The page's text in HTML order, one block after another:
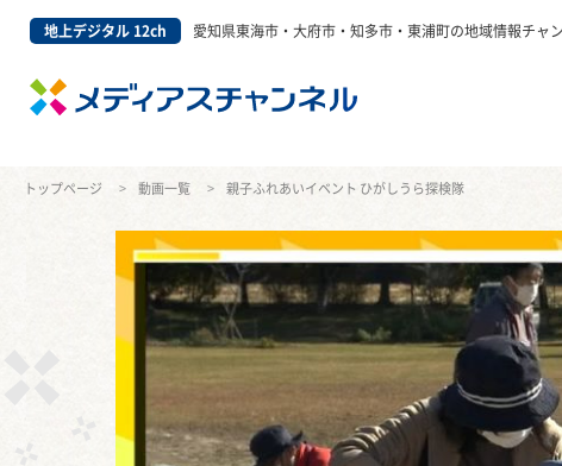
地上デジタル 12ch 愛知県東海市・大府市・知多市・東浦町の地域情報チャ
トップページ 動画一覧 親子ふれあいイベント ひがしうら探検隊